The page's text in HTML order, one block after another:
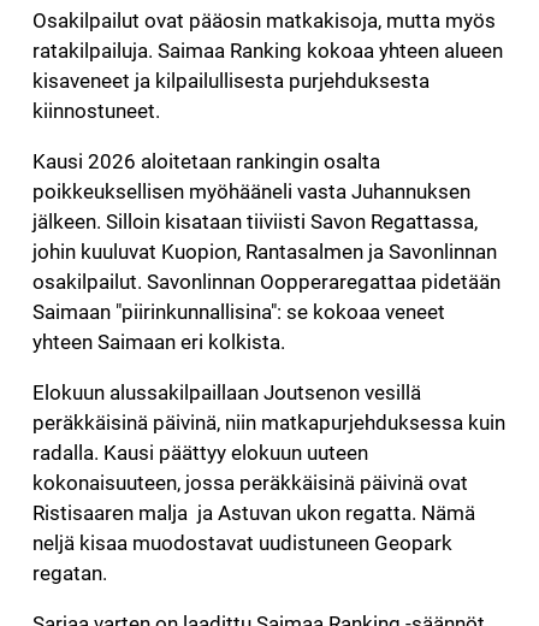
Osakilpailut ovat pääosin matkakisoja, mutta myös
ratakilpailuja. Saimaa Ranking kokoaa yhteen alueen
kisaveneet ja kilpailullisesta purjehduksesta
kiinnostuneet.
Kausi 2026 aloitetaan rankingin osalta
poikkeuksellisen myöhääneli vasta Juhannuksen
jälkeen. Silloin kisataan tiiviisti Savon Regattassa,
johin kuuluvat Kuopion, Rantasalmen ja Savonlinnan
osakilpailut. Savonlinnan Oopperaregattaa pidetään
Saimaan "piirinkunnallisina": se kokoaa veneet
yhteen Saimaan eri kolkista.
Elokuun alussakilpaillaan Joutsenon vesillä
peräkkäisinä päivinä, niin matkapurjehduksessa kuin
radalla. Kausi päättyy elokuun uuteen
kokonaisuuteen, jossa peräkkäisinä päivinä ovat
Ristisaaren malja ja Astuvan ukon regatta. Nämä
neljä kisaa muodostavat uudistuneen Geopark
regatan.